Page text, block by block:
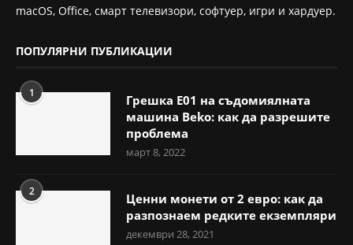
macOS, Office, смарт телевизори, софтуер, игри и хардуер.
ПОПУЛЯРНИ ПУБЛИКАЦИИ
1
Грешка E01 на съдомиялната
машина Beko: как да разрешите
проблема
март 8, 2022
2
Ценни монети от 2 евро: как да
разпознаем редките екземпляри
декември 28, 2021